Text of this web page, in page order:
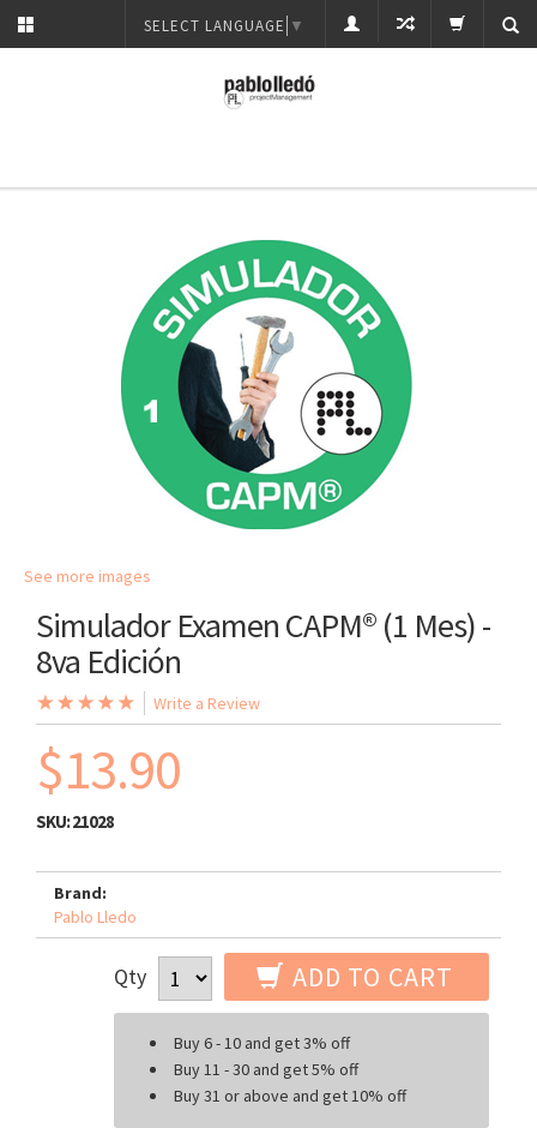
SELECT LANGUAGE ▼
See more images
Simulador Examen CAPM® (1 Mes) -
8va Edición
Write a Review
$13.90
SKU:21028
Brand:
Pablo Lledo
Qty ADD TO CART
Buy 6 - 10 and get 3% off
Buy 11 - 30 and get 5% off
Buy 31 or above and get 10% off